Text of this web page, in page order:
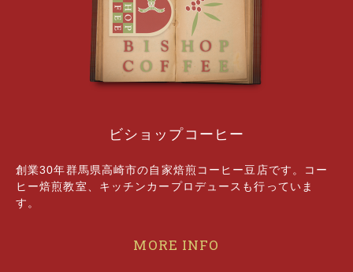
ビショップコーヒー
創業30年群馬県高崎市の自家焙煎コーヒー豆店です。コー
ヒー焙煎教室、キッチンカープロデュースも行っていま
す。
MORE INFO